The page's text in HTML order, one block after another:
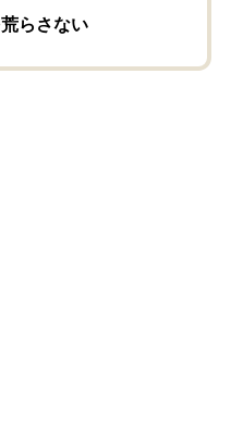
らさない